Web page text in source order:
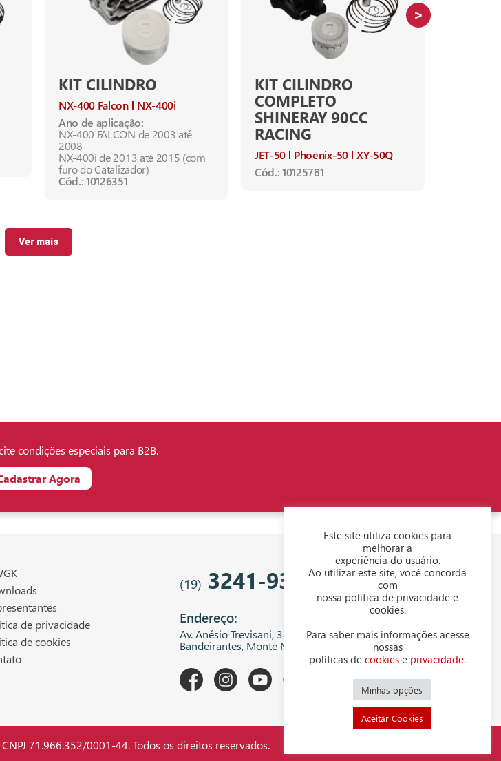
KIT CILINDRO
NX-400 Falcon
NX-400i
Ano de aplicação:
NX-400 FALCON de 2003 até
2008
NX-400i de 2013 até 2015 (com
furo do Catalizador)
Cód.: 10126351
KIT CILINDRO
COMPLETO
SHINERAY 90CC
RACING
JET-50 Phoenix-50 XY-50Q
Cód.: 10125781
Ver mais
condições especiais para B2B.
Agora
de privacidade
de cookies
(19) 3241-9343
Endereço:
Av. Anésio Trevisani, 380 - Centro Empresarial
Bandeirantes, Monte Mor - SP, 13199-300
71.966.352/0001-44. Todos os direitos reservados.
Este site utiliza cookies para
melhorar a
experiência do usuário.
Ao utilizar este site, você concorda
com
nossa política de privacidade e
cookies.
Para saber mais informações acesse
nossas
políticas de cookies e privacidade.
Minhas opções
Aceitar Cookies